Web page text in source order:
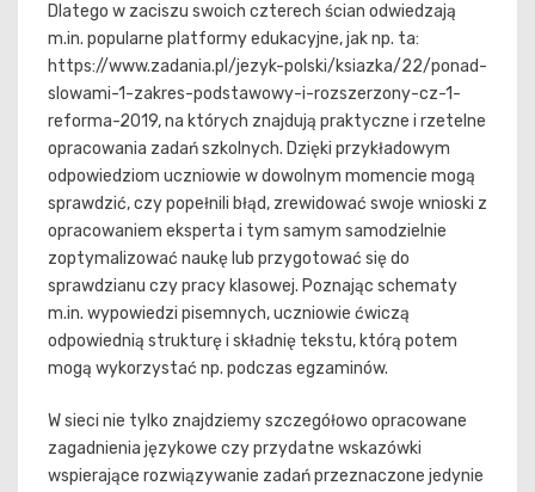
Dlatego w zaciszu swoich czterech ścian odwiedzają
m.in. popularne platformy edukacyjne, jak np. ta:
https://www.zadania.pl/jezyk-polski/ksiazka/22/ponad-
slowami-1-zakres-podstawowy-i-rozszerzony-cz-1-
reforma-2019, na których znajdują praktyczne i rzetelne
opracowania zadań szkolnych. Dzięki przykładowym
odpowiedziom uczniowie w dowolnym momencie mogą
sprawdzić, czy popełnili błąd, zrewidować swoje wnioski z
opracowaniem eksperta i tym samym samodzielnie
zoptymalizować naukę lub przygotować się do
sprawdzianu czy pracy klasowej. Poznając schematy
m.in. wypowiedzi pisemnych, uczniowie ćwiczą
odpowiednią strukturę i składnię tekstu, którą potem
mogą wykorzystać np. podczas egzaminów.
W sieci nie tylko znajdziemy szczegółowo opracowane
zagadnienia językowe czy przydatne wskazówki
wspierające rozwiązywanie zadań przeznaczone jedynie